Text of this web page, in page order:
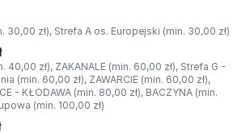
30,00 zł), Strefa A os. Europejski (min. 30,00 zł)
40,00 zł), ZAKANALE (min. 60,00 zł), Strefa G -
(min. 60,00 zł), ZAWARCIE (min. 60,00 zł),
- KŁODAWA (min. 80,00 zł), BACZYNA (min.
(min. 100,00 zł)